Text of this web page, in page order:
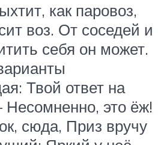
как паровоз,
воз. От соседей и
себя он может.
Твой ответ на
это ёж!
сюда, Приз вручу